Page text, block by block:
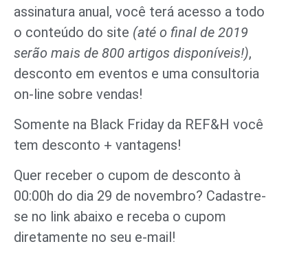
assinatura anual, você terá acesso a todo
o conteúdo do site (até o final de 2019
serão mais de 800 artigos disponíveis!),
desconto em eventos e uma consultoria
on-line sobre vendas!
Somente na Black Friday da REF&H você
tem desconto + vantagens!
Quer receber o cupom de desconto à
00:00h do dia 29 de novembro? Cadastre-
se no link abaixo e receba o cupom
diretamente no seu e-mail!